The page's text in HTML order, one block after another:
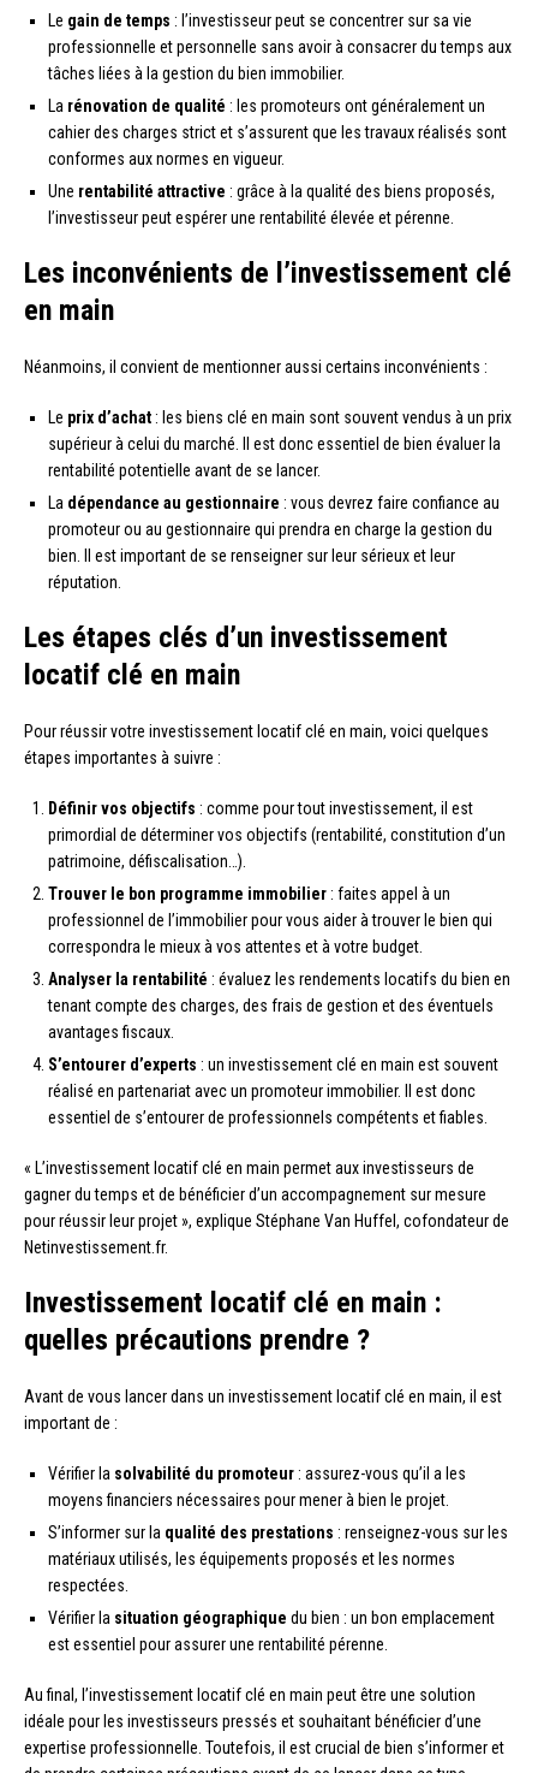
Le gain de temps : l’investisseur peut se concentrer sur sa vie
professionnelle et personnelle sans avoir à consacrer du temps aux
tâches liées à la gestion du bien immobilier.
La rénovation de qualité : les promoteurs ont généralement un
cahier des charges strict et s’assurent que les travaux réalisés sont
conformes aux normes en vigueur.
Une rentabilité attractive : grâce à la qualité des biens proposés,
l’investisseur peut espérer une rentabilité élevée et pérenne.
Les inconvénients de l’investissement clé
en main
Néanmoins, il convient de mentionner aussi certains inconvénients :
Le prix d’achat : les biens clé en main sont souvent vendus à un prix
supérieur à celui du marché. Il est donc essentiel de bien évaluer la
rentabilité potentielle avant de se lancer.
La dépendance au gestionnaire : vous devrez faire confiance au
promoteur ou au gestionnaire qui prendra en charge la gestion du
bien. Il est important de se renseigner sur leur sérieux et leur
réputation.
Les étapes clés d’un investissement
locatif clé en main
Pour réussir votre investissement locatif clé en main, voici quelques
étapes importantes à suivre :
Définir vos objectifs : comme pour tout investissement, il est
primordial de déterminer vos objectifs (rentabilité, constitution d’un
patrimoine, défiscalisation…).
Trouver le bon programme immobilier : faites appel à un
professionnel de l’immobilier pour vous aider à trouver le bien qui
correspondra le mieux à vos attentes et à votre budget.
Analyser la rentabilité : évaluez les rendements locatifs du bien en
tenant compte des charges, des frais de gestion et des éventuels
avantages fiscaux.
S’entourer d’experts : un investissement clé en main est souvent
réalisé en partenariat avec un promoteur immobilier. Il est donc
essentiel de s’entourer de professionnels compétents et fiables.
« L’investissement locatif clé en main permet aux investisseurs de
gagner du temps et de bénéficier d’un accompagnement sur mesure
pour réussir leur projet », explique Stéphane Van Huffel, cofondateur de
Netinvestissement.fr.
Investissement locatif clé en main :
quelles précautions prendre ?
Avant de vous lancer dans un investissement locatif clé en main, il est
important de :
Vérifier la solvabilité du promoteur : assurez-vous qu’il a les
moyens financiers nécessaires pour mener à bien le projet.
S’informer sur la qualité des prestations : renseignez-vous sur les
matériaux utilisés, les équipements proposés et les normes
respectées.
Vérifier la situation géographique du bien : un bon emplacement
est essentiel pour assurer une rentabilité pérenne.
Au final, l’investissement locatif clé en main peut être une solution
idéale pour les investisseurs pressés et souhaitant bénéficier d’une
expertise professionnelle. Toutefois, il est crucial de bien s’informer et